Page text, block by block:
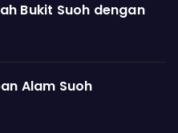
Bukit Suoh dengan
Alam Suoh